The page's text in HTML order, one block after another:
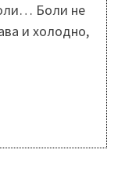
Боли не
и холодно,